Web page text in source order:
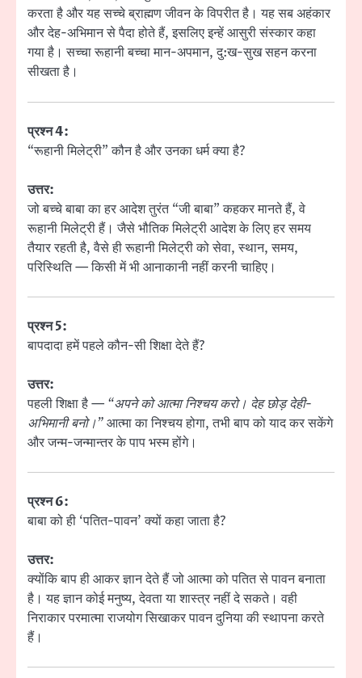
करता है और यह सच्चे ब्राह्मण जीवन के विपरीत है। यह सब अहंकार
और देह-अभिमान से पैदा होते हैं, इसलिए इन्हें आसुरी संस्कार कहा
गया है। सच्चा रूहानी बच्चा मान-अपमान, दु:ख-सुख सहन करना
सीखता है।
प्रश्न 4:
“रूहानी मिलेट्री” कौन है और उनका धर्म क्या है?
उत्तर:
जो बच्चे बाबा का हर आदेश तुरंत “जी बाबा” कहकर मानते हैं, वे
रूहानी मिलेट्री हैं। जैसे भौतिक मिलेट्री आदेश के लिए हर समय
तैयार रहती है, वैसे ही रूहानी मिलेट्री को सेवा, स्थान, समय,
परिस्थिति — किसी में भी आनाकानी नहीं करनी चाहिए।
प्रश्न 5:
बापदादा हमें पहले कौन-सी शिक्षा देते हैं?
उत्तर:
पहली शिक्षा है — “अपने को आत्मा निश्चय करो। देह छोड़ देही-
अभिमानी बनो।”आत्मा का निश्चय होगा, तभी बाप को याद कर सकेंगे
और जन्म-जन्मान्तर के पाप भस्म होंगे।
प्रश्न 6:
बाबा को ही ‘पतित-पावन’ क्यों कहा जाता है?
उत्तर:
क्योंकि बाप ही आकर ज्ञान देते हैं जो आत्मा को पतित से पावन बनाता
है। यह ज्ञान कोई मनुष्य, देवता या शास्त्र नहीं दे सकते। वही
निराकार परमात्मा राजयोग सिखाकर पावन दुनिया की स्थापना करते
हैं।